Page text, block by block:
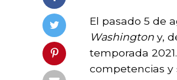
El pasado 5 de
Washington y,
temporada
competencias y